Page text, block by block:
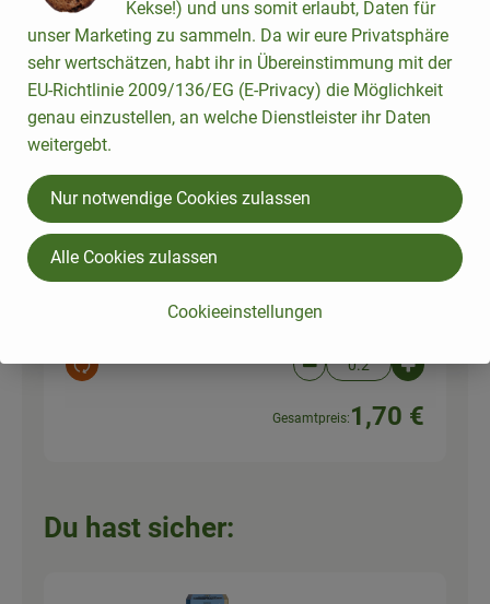
getrocknet
e Tomaten
Auswahl ändern
halbgetrocknet in
Olivenöl 180g
180 g
Artikelanzahl
Auswahl ändern
8,49 € /kg
Artikelanzahl
Gesamtpreis: 1,70 €
Du hast sicher:
Kekse!) und uns somit erlaubt, Daten für
unser Marketing zu sammeln. Da wir eure Privatsphäre
sehr wertschätzen, habt ihr in Übereinstimmung mit der
EU-Richtlinie 2009/136/EG (E-Privacy) die Möglichkeit
genau einzustellen, an welche Dienstleister ihr Daten
weitergebt.
Cookieeinstellungen
Nur notwendige Cookies zulassen
Alle Cookies zulassen